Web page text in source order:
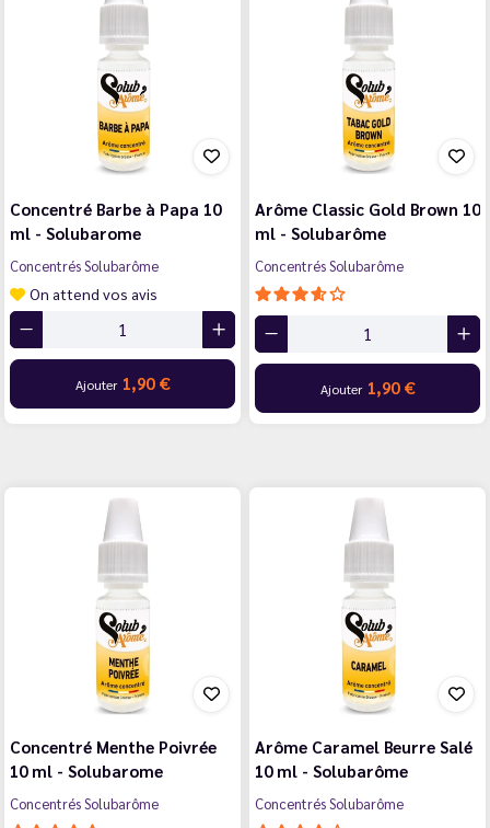
Concentré Barbe à Papa 10
ml - Solubarome
Concentrés Solubarôme
On attend vos avis
Ajouter 1,90 €
Arôme Classic Gold Brown 10
ml - Solubarôme
Concentrés Solubarôme
Ajouter 1,90 €
Concentré Menthe Poivrée
10 ml - Solubarome
Concentrés Solubarôme
Arôme Caramel Beurre Salé
10 ml - Solubarôme
Concentrés Solubarôme